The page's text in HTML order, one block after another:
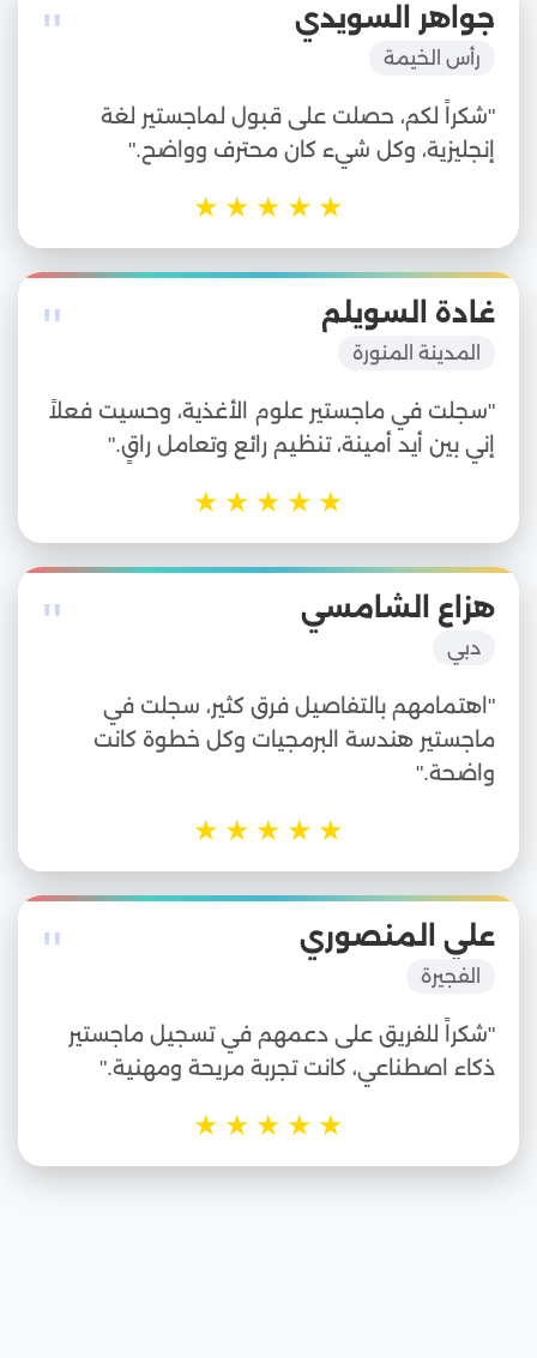
" جواهر السويدي
رأس الخيمة
"شكراً لكم، حصلت على قبول لماجستير لغة
إنجليزية، وكل شيء كان محترف وواضح."
★
★
★
★
★
" غادة السويلم
المدينة المنورة
"سجلت في ماجستير علوم الأغذية، وحسيت فعلاً
إني بين أيد أمينة، تنظيم رائع وتعامل راقٍ."
★
★
★
★
★
" هزاع الشامسي
دبي
"اهتمامهم بالتفاصيل فرق كثير، سجلت في
ماجستير هندسة البرمجيات وكل خطوة كانت
واضحة."
★
★
★
★
★
" علي المنصوري
الفجيرة
"شكراً للفريق على دعمهم في تسجيل ماجستير
ذكاء اصطناعي، كانت تجربة مريحة ومهنية."
★
★
★
★
★